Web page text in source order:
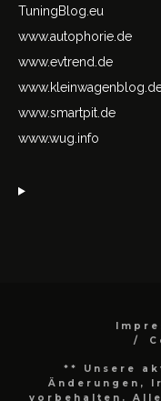
TuningBlog.eu
www.autophorie.de
www.evtrend.de
www.smartpit.de
www.wug.info
** Unsere
Änderungen,
vorbehalten.